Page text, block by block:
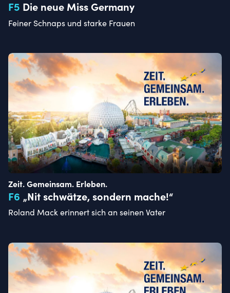
F5 Die neue Miss Germany
Feiner Schnaps und starke Frauen
Zeit. Gemeinsam. Erleben.
F6 „Nit schwätze, sondern mache!“
Roland Mack erinnert sich an seinen Vater